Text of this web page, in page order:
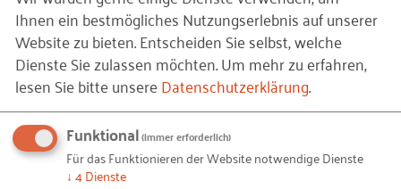
Aufbauend auf den Ergebnissen und Diskussionen
eines ersten APRODI-Workshops „Zur Gegenwart
und Zukunft soziotechnischer Konzepte der
Überschneidungen zwischen agilen
Vorgehensweisen (insb. in der Software- und
Systementwicklung), dem „Lean Management“ (in
Ihnen ein bestmögliches Nutzungserlebnis auf unserer
Website zu bieten. Entscheiden Sie selbst, welche
Dienste Sie zulassen möchten.Um mehr zu erfahren,
lesen Sie bitte unsereDatenschutzerklärung.
Funktional(immer erforderlich)
Für das Funktionieren der Website notwendige Dienste
↓ 4Dienste